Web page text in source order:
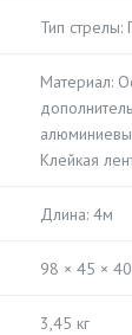
Тип стрелы:
Материал:
Клейкая
Длина: 4м
98 × 45 ×
3,45 кг